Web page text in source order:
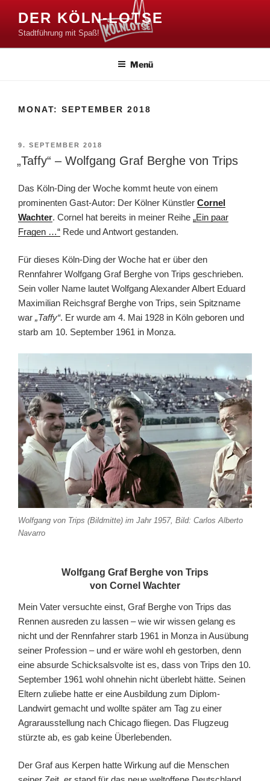
Inhalt
springen
DER KÖLN-LOTSE
Stadtführung mit Spaß!
Menü
MONAT: SEPTEMBER 2018
VERÖFFENTLICHT
AM
9. SEPTEMBER 2018
„Taffy“ – Wolfgang Graf Berghe von Trips
Das Köln-Ding der Woche kommt heute von einem
prominenten Gast-Autor: Der Kölner Künstler Cornel
Wachter. Cornel hat bereits in meiner Reihe „Ein paar
Fragen …“ Rede und Antwort gestanden.
Für dieses Köln-Ding der Woche hat er über den
Rennfahrer Wolfgang Graf Berghe von Trips geschrieben.
Sein voller Name lautet Wolfgang Alexander Albert Eduard
Maximilian Reichsgraf Berghe von Trips, sein Spitzname
war „Taffy“. Er wurde am 4. Mai 1928 in Köln geboren und
starb am 10. September 1961 in Monza.
Wolfgang von Trips (Bildmitte) im Jahr 1957, Bild: Carlos Alberto
Navarro
Wolfgang Graf Berghe von Trips
von Cornel Wachter
Mein Vater versuchte einst, Graf Berghe von Trips das
Rennen ausreden zu lassen – wie wir wissen gelang es
nicht und der Rennfahrer starb 1961 in Monza in Ausübung
seiner Profession – und er wäre wohl eh gestorben, denn
eine absurde Schicksalsvolte ist es, dass von Trips den 10.
September 1961 wohl ohnehin nicht überlebt hätte. Seinen
Eltern zuliebe hatte er eine Ausbildung zum Diplom-
Landwirt gemacht und wollte später am Tag zu einer
Agrarausstellung nach Chicago fliegen. Das Flugzeug
stürzte ab, es gab keine Überlebenden.
Der Graf aus Kerpen hatte Wirkung auf die Menschen